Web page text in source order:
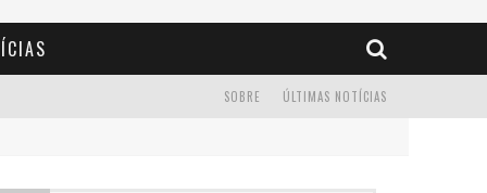
ÚLTIMAS NOTÍCIAS
SOBRE